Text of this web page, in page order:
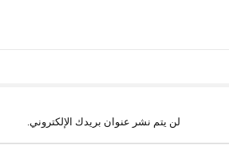
لن يتم نشر عنوان بريدك الإلكتروني.